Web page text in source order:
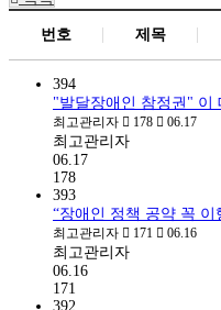
번호 제목
394
"발달장애인 참정권" 이
최고관리자 178 06.17
최고관리자
06.17
178
393
“장애인 정책 공약 꼭
최고관리자 171 06.16
최고관리자
06.16
171
392